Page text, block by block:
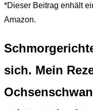
*Dieser Beitrag enhält
Amazon.
sich. Mein